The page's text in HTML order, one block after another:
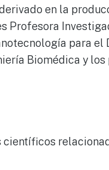
en la
Profesora
para el
Biomédica y los